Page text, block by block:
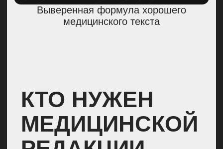
Да, есть отдельная категория
специалиста писать для медиа.
специалист, которого нет
в обычной редакции.
Он проверяет каждое